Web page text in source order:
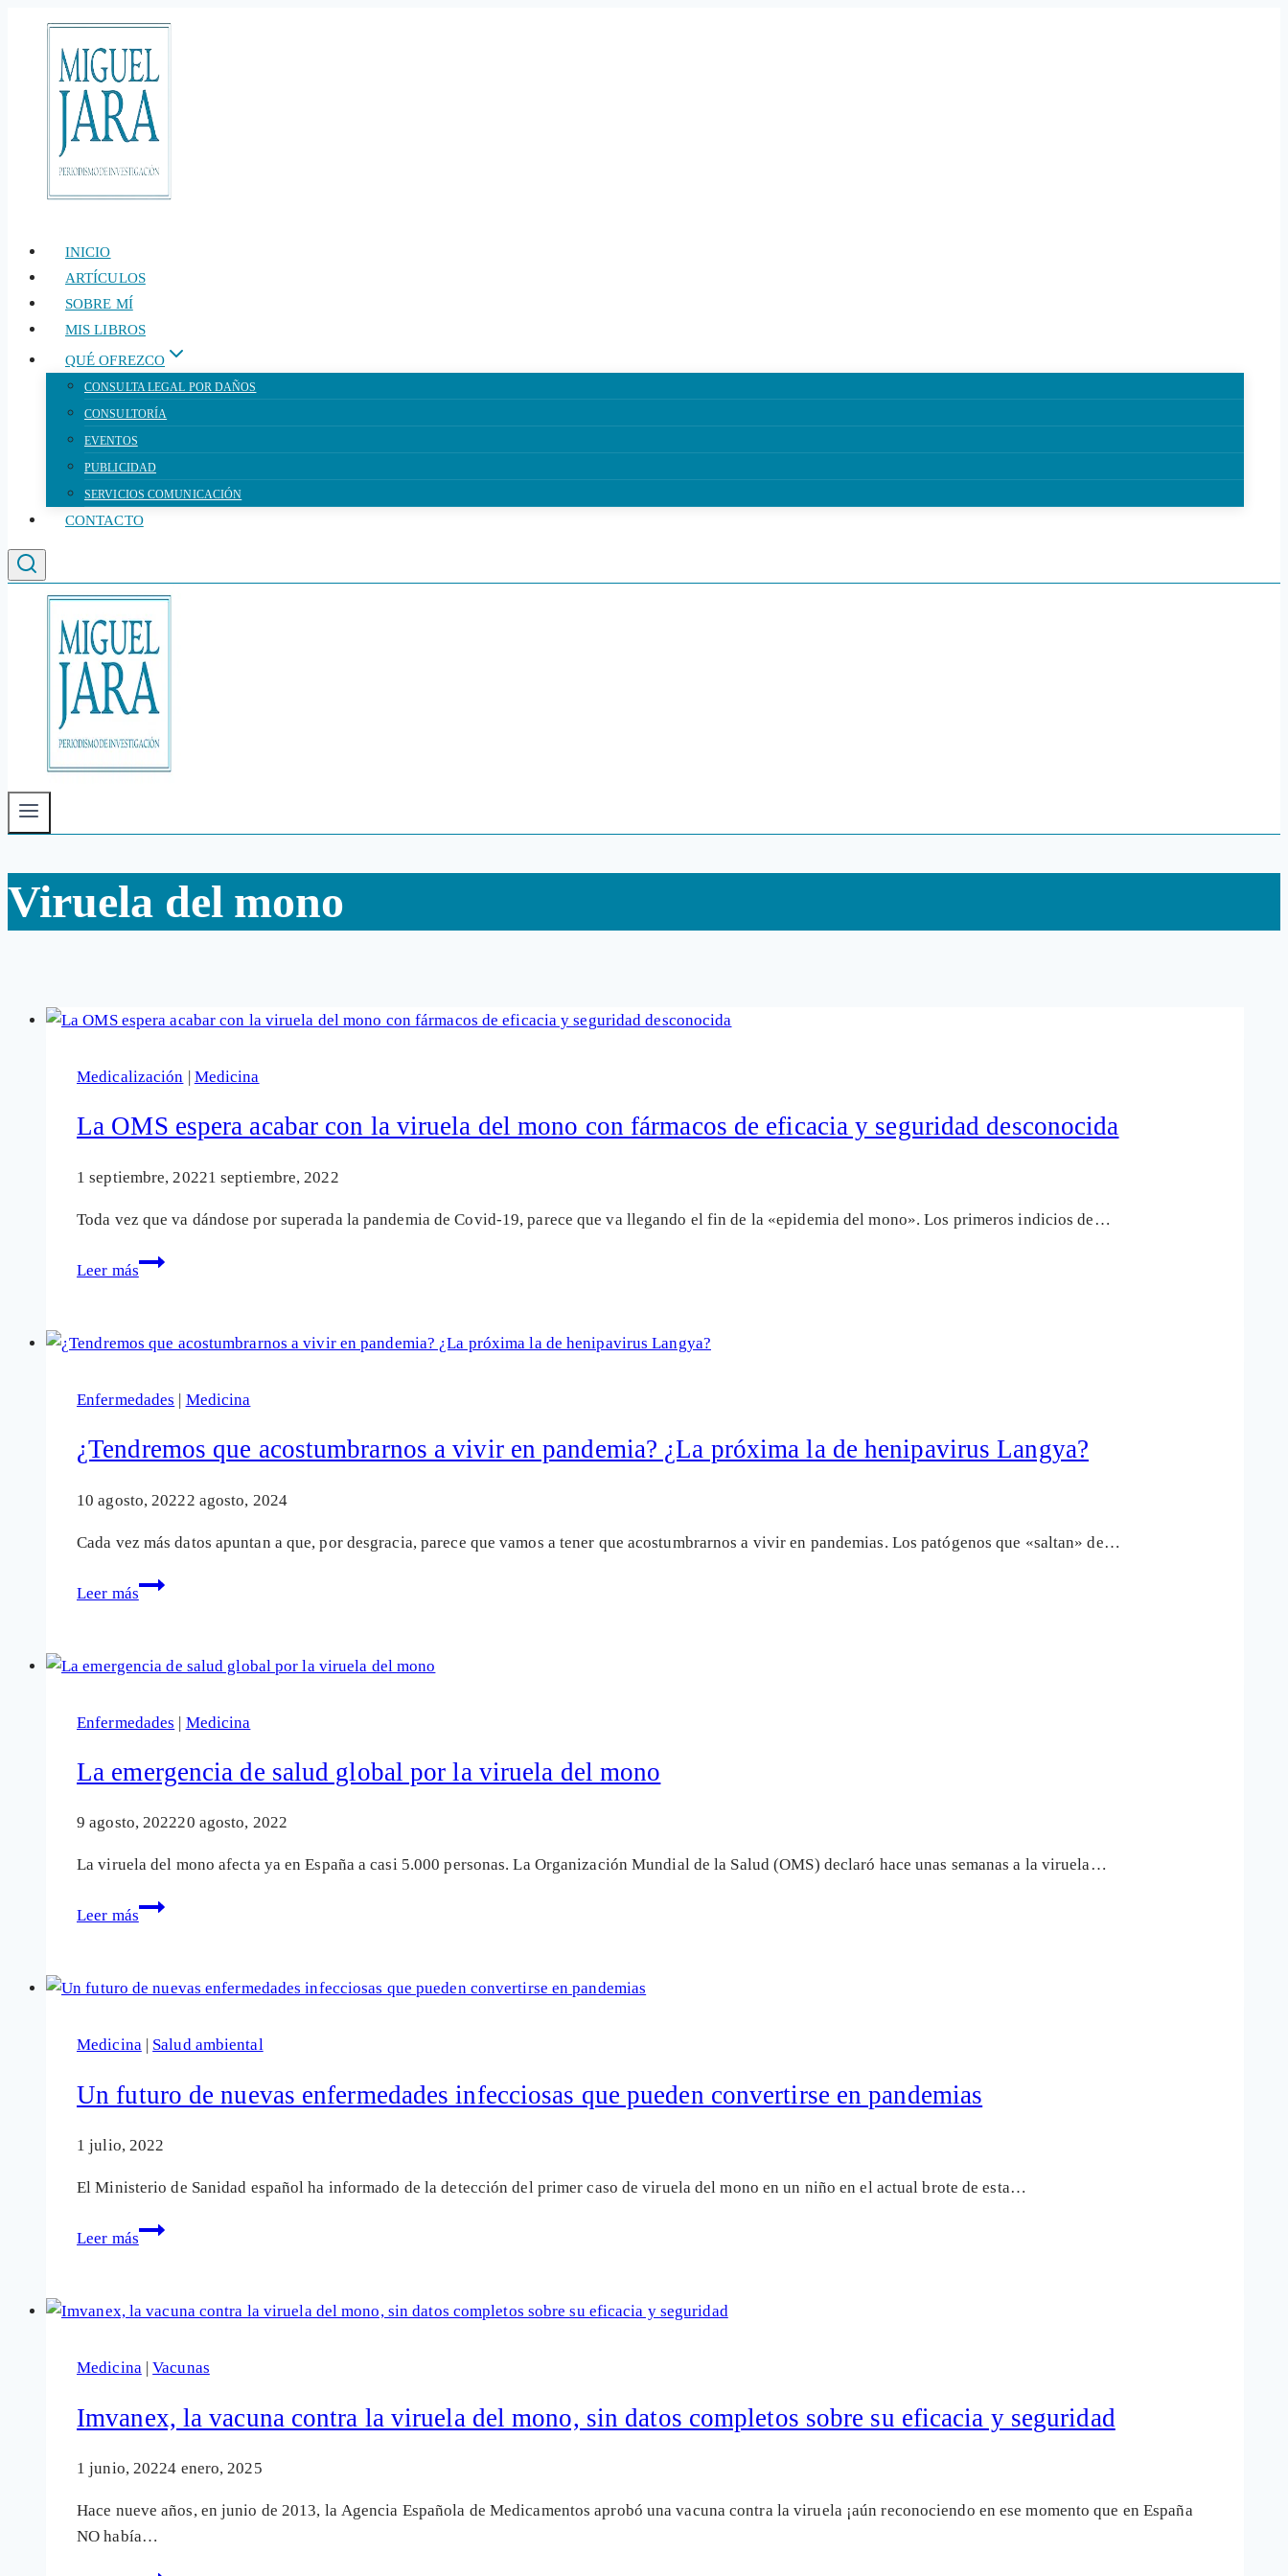
contenido
INICIO
ARTÍCULOS
SOBRE MÍ
MIS LIBROS
QUÉ OFREZCO
CONSULTA LEGAL POR DAÑOS
CONSULTORÍA
EVENTOS
PUBLICIDAD
SERVICIOS COMUNICACIÓN
CONTACTO
Viruela del mono
Medicalización | Medicina
La OMS espera acabar con la viruela del mono con fármacos de eficacia y seguridad desconocida
1 septiembre, 20221 septiembre, 2022
Toda vez que va dándose por superada la pandemia de Covid-19, parece que va llegando el fin de la «epidemia del mono». Los primeros indicios de…
Leer más
La
acabar
la
del
mono
con
de
y
Enfermedades | Medicina
¿Tendremos que acostumbrarnos a vivir en pandemia? ¿La próxima la de henipavirus Langya?
10 agosto, 20222 agosto, 2024
Cada vez más datos apuntan a que, por desgracia, parece que vamos a tener que acostumbrarnos a vivir en pandemias. Los patógenos que «saltan» de…
Leer más
¿Tendremos
a
en
¿La
próxima
la
henipavirus
Enfermedades | Medicina
La emergencia de salud global por la viruela del mono
9 agosto, 202220 agosto, 2022
La viruela del mono afecta ya en España a casi 5.000 personas. La Organización Mundial de la Salud (OMS) declaró hace unas semanas a la viruela…
Leer más
La
salud
por
viruela
del
mono
Medicina| Salud ambiental
Un futuro de nuevas enfermedades infecciosas que pueden convertirse en pandemias
1 julio, 2022
El Ministerio de Sanidad español ha informado de la detección del primer caso de viruela del mono en un niño en el actual brote de esta…
Leer más
Un
nuevas
infecciosas
pueden
convertirse
en
Medicina|Vacunas
Imvanex, la vacuna contra la viruela del mono, sin datos completos sobre su eficacia y seguridad
1 junio, 20224 enero, 2025
Hace nueve años, en junio de 2013, la Agencia Española de Medicamentos aprobó una vacuna contra la viruela ¡aún reconociendo en ese momento que en España
NO había…